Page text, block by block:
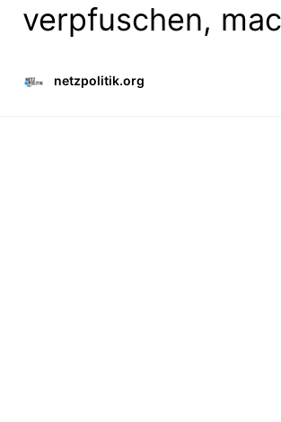
verpfuschen,
netzpolitik.org